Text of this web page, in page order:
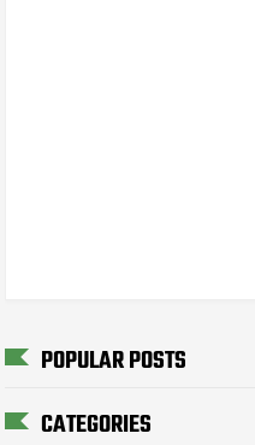
POPULAR POSTS
CATEGORIES